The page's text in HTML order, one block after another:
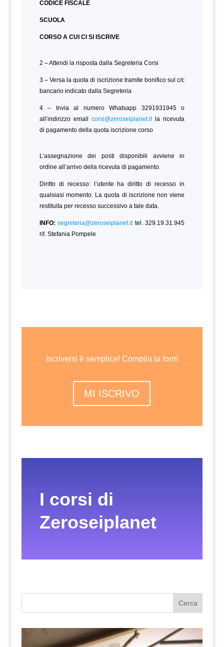
CODICE FISCALE
SCUOLA
CORSO A CUI CI SI ISCRIVE
2 – Attendi la risposta dalla Segreteria Corsi
3 – Versa la quota di iscrizione tramite bonifico sul c/c
bancario indicato dalla Segreteria
4 – Invia al numero Whatsapp 3291931945 o
all’indirizzo email corsi@zeroseiplanet.itla ricevuta
di pagamento della quota iscrizione corso
L’assegnazione dei posti disponibili avviene in
ordine all’arrivo della ricevuta di pagamento.
Diritto di recesso: l’utente ha diritto di recesso in
qualsiasi momento. La quota di iscrizione non viene
restituita per recesso successivo a tale data.
INFO: segreteria@zeroseiplanet.ittel. 329.19.31.945
rif. Stefania Pompele
Iscriversi è semplice! Compila la form
MI ISCRIVO
I corsi di
Zeroseiplanet
Cerca